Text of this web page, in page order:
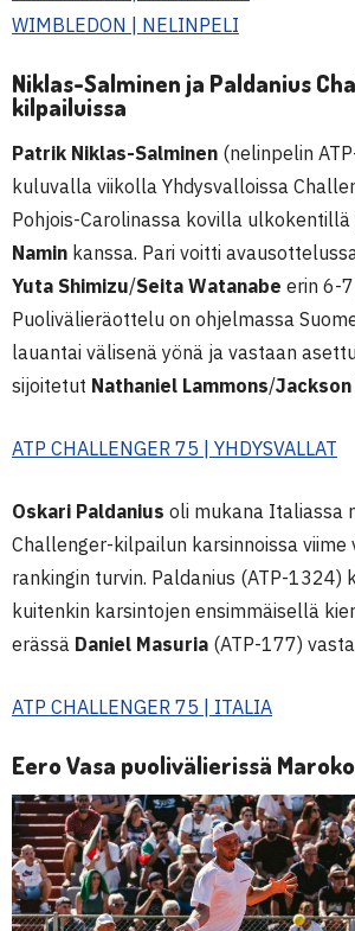
WIMBLEDON | NELINPELI
Niklas-Salminen ja Paldanius
kilpailuissa
Patrik Niklas-Salminen (nelinpelin
kuluvalla viikolla Yhdysvalloissa
Pohjois-Carolinassa kovilla ulkokentillä
Namin kanssa. Pari voitti
Yuta Shimizu/Seita Watanabe erin 6-
Puolivälieräottelu on ohjelmassa
lauantai välisenä yönä ja vastaan
sijoitetut Nathaniel Lammons/
ATP CHALLENGER 75 | YHDYSVALLAT
Oskari Paldanius oli mukana Italiassa
Challenger-kilpailun karsinnoissa viime
rankingin turvin. Paldanius (ATP-1324)
kuitenkin karsintojen ensimmäisellä
erässä Daniel Masuria (ATP-177)
ATP CHALLENGER 75 | ITALIA
Eero Vasa puolivälierissä